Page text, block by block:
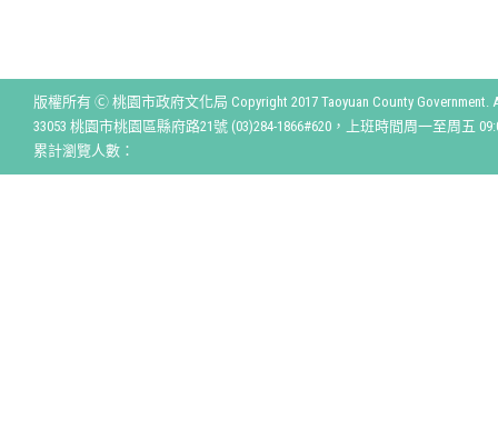
版權所有 Ⓒ 桃園市政府文化局 Copyright 2017 Taoyuan County Government.
33053 桃園市桃園區縣府路21號 (03)284-1866#620，上班時間周一至周五
累計瀏覽人數：